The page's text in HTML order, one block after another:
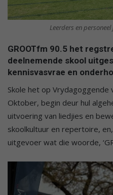
Leerders en
GROOTfm 90.5 het
deelnemende skool
kennisvasvrae en
Skole het op
Oktober, begin deur hul
uitvoering van liedjies en
skoolkultuur en repertoire,
uitgevoer wat die woorde,